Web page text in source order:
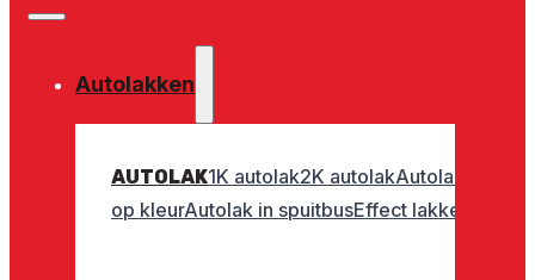
Autolakken
AUTOLAK1K autolak2K autolakAutolak
op kleurAutolak in spuitbusEffect lakken